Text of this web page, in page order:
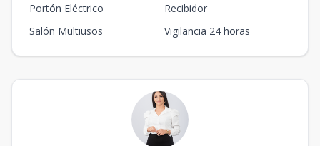
Portón Eléctrico
Recibidor
Salón Multiusos
Vigilancia 24 horas